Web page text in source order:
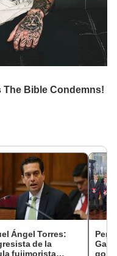
Ángel Torres:
de la
fujimorista